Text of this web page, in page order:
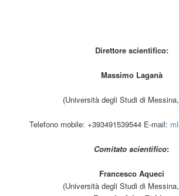
Direttore scientifico:
Massimo Laganà
(Università degli Studi di
Telefono mobile: +393491539544 E-mail:
Comitato scientifico:
Francesco Aqueci
(Università degli Studi di